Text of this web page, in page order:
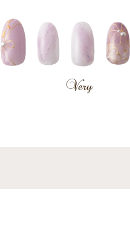
【和柄ネイル】 ご予約の...
PRICE ¥17,710